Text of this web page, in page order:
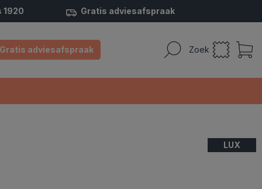
1920 Gratis adviesafspraak
Zoek
Gratis adviesafspraak
LUX